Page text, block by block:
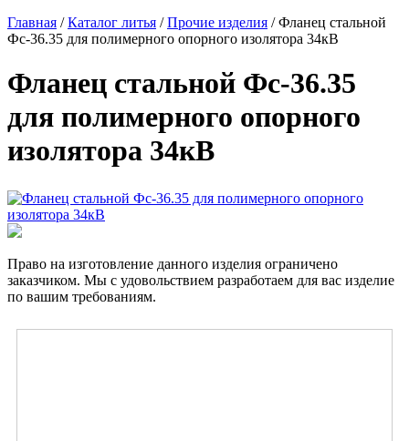
Главная /Каталог литья /Прочие изделия /Фланец стальной
Фс-36.35 для полимерного опорного изолятора 34кВ
Фланец стальной Фс-36.35
для полимерного опорного
изолятора 34кВ
Право на изготовление данного изделия ограничено
заказчиком. Мы с удовольствием разработаем для вас изделие
по вашим требованиям.